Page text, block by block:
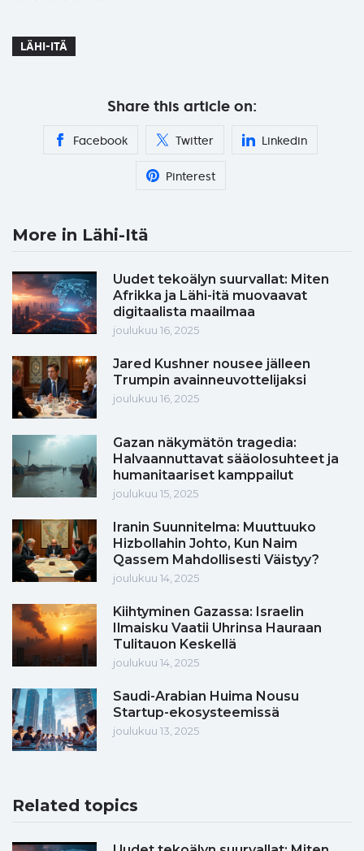
LÄHI-ITÄ
Share this article on:
Facebook Twitter Linkedin
Pinterest
More in Lähi-Itä
Uudet tekoälyn suurvallat: Miten
Afrikka ja Lähi-itä muovaavat
digitaalista maailmaa
joulukuu 16, 2025
Jared Kushner nousee jälleen
Trumpin avainneuvottelijaksi
joulukuu 16, 2025
Gazan näkymätön tragedia:
Halvaannuttavat sääolosuhteet ja
humanitaariset kamppailut
joulukuu 15, 2025
Iranin Suunnitelma: Muuttuuko
Hizbollahin Johto, Kun Naim
Qassem Mahdollisesti Väistyy?
joulukuu 14, 2025
Kiihtyminen Gazassa: Israelin
Ilmaisku Vaatii Uhrinsa Hauraan
Tulitauon Keskellä
joulukuu 14, 2025
Saudi-Arabian Huima Nousu
Startup-ekosysteemissä
joulukuu 13, 2025
Related topics